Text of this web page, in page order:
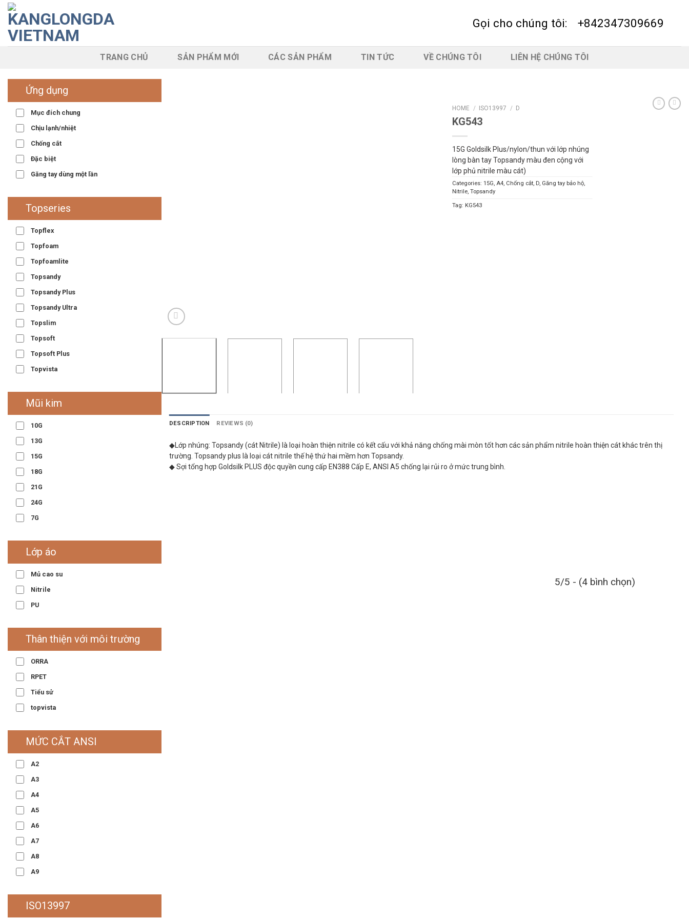
Skip
content
Gọi cho chúng tôi: +842347309669
TRANG CHỦ SẢN PHẨM MỚI CÁC SẢN PHẨM TIN TỨC VỀ CHÚNG TÔI LIÊN HỆ CHÚNG TÔI
Ứng dụng
Mục đích chung
Chịu lạnh/nhiệt
Chống cắt
Đặc biệt
Găng tay dùng một lần
Topseries
Topflex
Topfoam
Topfoamlite
Topsandy
Topsandy Plus
Topsandy Ultra
Topslim
Topsoft
Topsoft Plus
Topvista
Mũi kim
10G
13G
15G
18G
21G
24G
7G
Lớp áo
Mủ cao su
Nitrile
PU
Thân thiện với môi trường
ORRA
RPET
Tiểu sử
topvista
MỨC CẮT ANSI
A2
A3
A4
A5
A6
A7
A8
A9
ISO13997
HOME / ISO13997 / D
KG543
15G Goldsilk Plus/nylon/thun với lớp nhúng
lòng bàn tay Topsandy màu đen cộng với
lớp phủ nitrile màu cát)
Categories: 15G, A4, Chống cắt, D, Găng tay bảo hộ,
Nitrile, Topsandy
Tag: KG543
DESCRIPTION REVIEWS (0)
◆Lớp nhúng: Topsandy (cát Nitrile) là loại hoàn thiện nitrile có kết cấu với khả năng chống mài mòn tốt hơn các sản phẩm nitrile hoàn thiện cát khác trên thị
trường. Topsandy plus là loại cát nitrile thế hệ thứ hai mềm hơn Topsandy.
◆ Sợi tổng hợp Goldsilk PLUS độc quyền cung cấp EN388 Cấp E, ANSI A5 chống lại rủi ro ở mức trung bình.
5/5 - (4 bình chọn)